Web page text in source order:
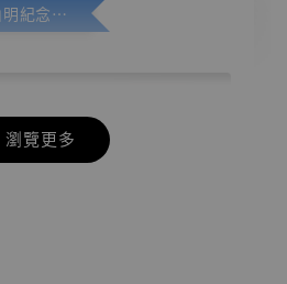
加購優惠【悟空 鳥山明紀念款 [奇蹟工作室]】
瀏覽更多